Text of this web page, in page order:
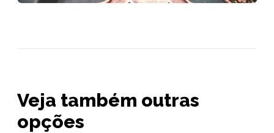
Veja também outras
opções